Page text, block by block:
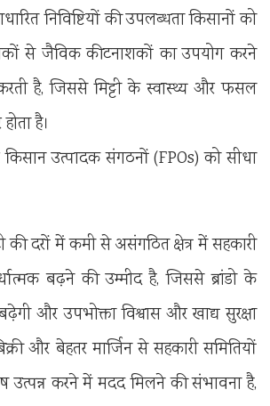
निविष्टियों की उपलब्धता किसानों को
से जैविक कीटनाशकों का उपयोग करने
है, जिससे मिट्टी के स्वास्थ्य और फसल
है।
उत्पादक संगठनों (FPOs) को सीधा
दरों में कमी से असंगठित क्षेत्र में सहकारी
बढ़ने की उम्मीद है, जिससे ब्रांडो के
और उपभोक्ता विश्वास और खाद्य सुरक्षा
और बेहतर मार्जिन से सहकारी समितियों
उत्पन्न करने में मदद मिलने की संभावना है,